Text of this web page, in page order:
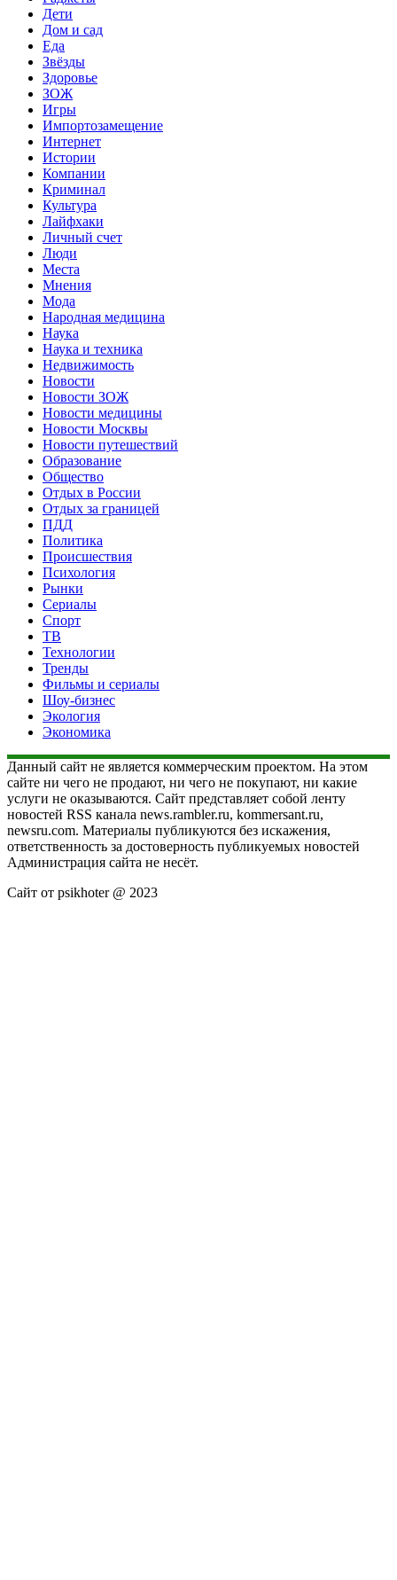
Дети
Дом и сад
Еда
Звёзды
Здоровье
ЗОЖ
Игры
Импортозамещение
Интернет
Истории
Компании
Криминал
Культура
Лайфхаки
Личный счет
Люди
Места
Мнения
Мода
Народная медицина
Наука
Наука и техника
Недвижимость
Новости
Новости ЗОЖ
Новости медицины
Новости Москвы
Новости путешествий
Образование
Общество
Отдых в России
Отдых за границей
ПДД
Политика
Происшествия
Психология
Рынки
Сериалы
Спорт
ТВ
Технологии
Тренды
Фильмы и сериалы
Шоу-бизнес
Экология
Экономика
Данный сайт не является коммерческим проектом. На этом
сайте ни чего не продают, ни чего не покупают, ни какие
услуги не оказываются. Сайт представляет собой ленту
новостей RSS канала news.rambler.ru, kommersant.ru,
newsru.com. Материалы публикуются без искажения,
ответственность за достоверность публикуемых новостей
Администрация сайта не несёт.
Сайт от psikhoter @ 2023